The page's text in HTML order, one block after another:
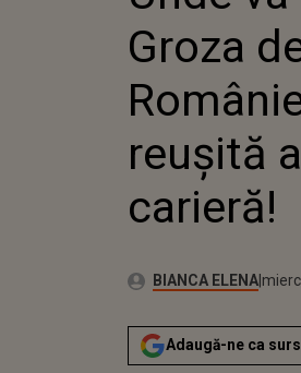
Groza
reușită
carieră!
Autor:BIANCA ELENA
Adaugă-ne ca